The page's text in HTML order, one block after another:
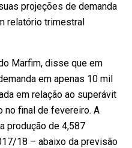
projeções de demanda
relatório trimestral
Marfim, disse que em
em apenas 10 mil
em relação ao superávit
no final de fevereiro. A
produção de 4,587
18 – abaixo da previsão